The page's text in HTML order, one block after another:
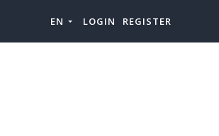
EN LOGIN REGISTER